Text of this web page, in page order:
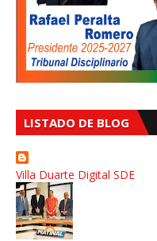
LISTADO DE BLOG
Villa Duarte Digital SDE